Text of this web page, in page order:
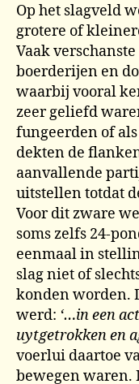
Op het slagveld
grotere of
Vaak
boerderijen en
waarbij vooral
zeer geliefd
fungeerden of
dekten de
aanvallende
uitstellen totdat
Voor dit zware
soms zelfs 24-
eenmaal in
slag niet of
konden worden.
werd: ‘…in een
uytgetrokken en
voerlui daartoe
bewegen waren.